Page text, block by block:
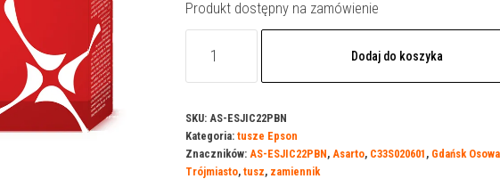
Produkt dostępny na zamówienie
Tusz
do
Epson
SJIC22PK
Dodaj do koszyka
SKU: AS-ESJIC22PBN
Kategoria: tusze Epson
Znaczników: AS-ESJIC22PBN, Asarto, C33S020601 , Gdańsk Osowa
Trójmiasto, tusz, zamiennik